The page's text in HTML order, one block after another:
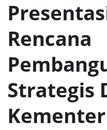
Rencana
Strategis